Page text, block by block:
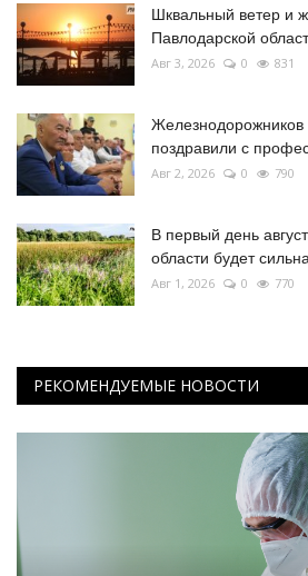
Шквальный ветер и
Павлодарской
Авг 3, 2026 0 831
Железнодорожников
поздравили с
Авг 2, 2026 0 790
В первый день
области будет
Авг 1, 2026 0 770
РЕКОМЕНДУЕМЫЕ НОВОСТИ